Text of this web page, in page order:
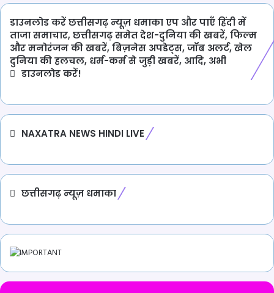
डाउनलोड करें छत्तीसगढ़ न्यूज़ धमाका एप और पाएँ हिंदी में
ताजा समाचार, छत्तीसगढ़ समेत देश-दुनिया की खबरें, फिल्म
और मनोरंजन की खबरें, बिज़नेस अपडेट्स, जॉब अलर्ट, खेल
दुनिया की हलचल, धर्म-कर्म से जुड़ी खबरें, आदि, अभी
डाउनलोड करें!
NAXATRA NEWS HINDI LIVE
छत्तीसगढ़ न्यूज़ धमाका